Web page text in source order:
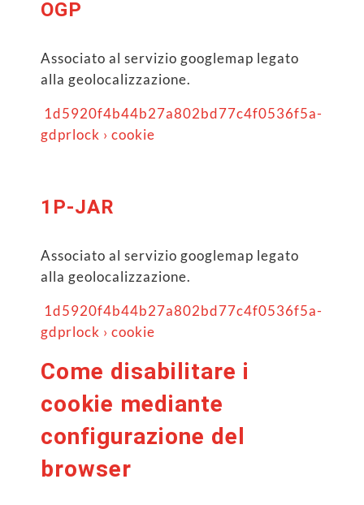
OGP
Associato al servizio googlemap legato
alla geolocalizzazione.
1d5920f4b44b27a802bd77c4f0536f5a-
gdprlock › cookie
1P-JAR
Associato al servizio googlemap legato
alla geolocalizzazione.
1d5920f4b44b27a802bd77c4f0536f5a-
gdprlock › cookie
Come disabilitare i
cookie mediante
configurazione del
browser